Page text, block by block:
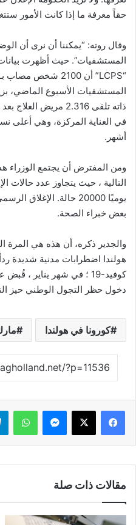
حقاً معرفة ما إذا كانت الأمور
وقال روته: “يمكننا أن نرى أن
المستشفيات”. حيث أظهرت
في العناية المركزة، وهي أعلى
أشهر.
ومن المفترض أن يجتمع الوزراء
التالية ، حيث يتجاوز عدد حالات
يوميًا 20000 حالة.
بعض خبراء الصحة.
والجدير ذكره، أن هذه هي المرة
هولندا اضطرابات مدنية شديدة
كوفيد-19 ؛ في شهر يناير
دخول حظر التجول الوطني حيز
كورونا في هولندا
فيسبوك ‫X ماسنجر
مقالات ذات صلة